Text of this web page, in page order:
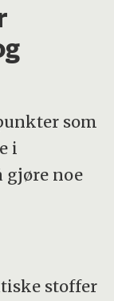
som
i
gjøre noe
stoffer